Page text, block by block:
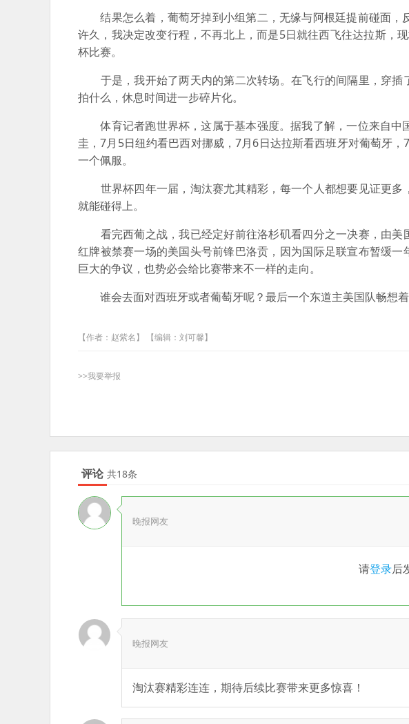
结果怎么着，葡萄牙掉到小组第二，无缘与阿根廷提前碰面，
许久，我决定改变行程，不再北上，而是5日就往西飞往达拉斯，
杯比赛。
于是，我开始了两天内的第二次转场。在飞行的间隔里，穿插
拍什么，休息时间进一步碎片化。
体育记者跑世界杯，这属于基本强度。据我了解，一位来自中
圭，7月5日纽约看巴西对挪威，7月6日达拉斯看西班牙对葡萄牙
一个佩服。
世界杯四年一届，淘汰赛尤其精彩，每一个人都想要见证更多
就能碰得上。
看完西葡之战，我已经定好前往洛杉矶看四分之一决赛，由美
红牌被禁赛一场的美国头号前锋巴洛贡，因为国际足联宣布暂缓
巨大的争议，也势必会给比赛带来不一样的走向。
谁会去面对西班牙或者葡萄牙呢？最后一个东道主美国队畅想着
【作者：赵紫名】 【编辑：刘可馨】
>>我要举报
评论 共18条
晚报网友
请登录后
晚报网友
淘汰赛精彩连连，期待后续比赛带来更多惊喜！